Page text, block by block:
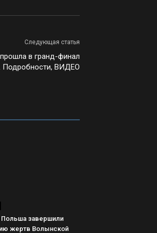
Следующая статья
в гранд-финал
Подробности, ВИДЕО
Польша завершили
жертв Волынской